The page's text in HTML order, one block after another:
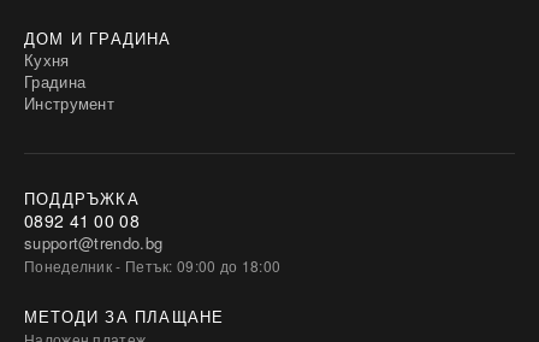
ДОМ И ГРАДИНА
Кухня
Градина
Инструмент
ПОДДРЪЖКА
0892 41 00 08
support@trendo.bg
Понеделник - Петък: 09:00 до 18:00
МЕТОДИ ЗА ПЛАЩАНЕ